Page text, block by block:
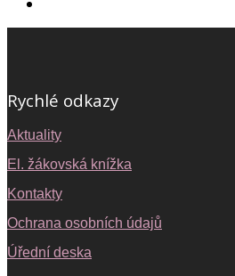
Rychlé odkazy
Aktuality
El. žákovská knížka
Kontakty
Ochrana osobních údajů
Úřední deska